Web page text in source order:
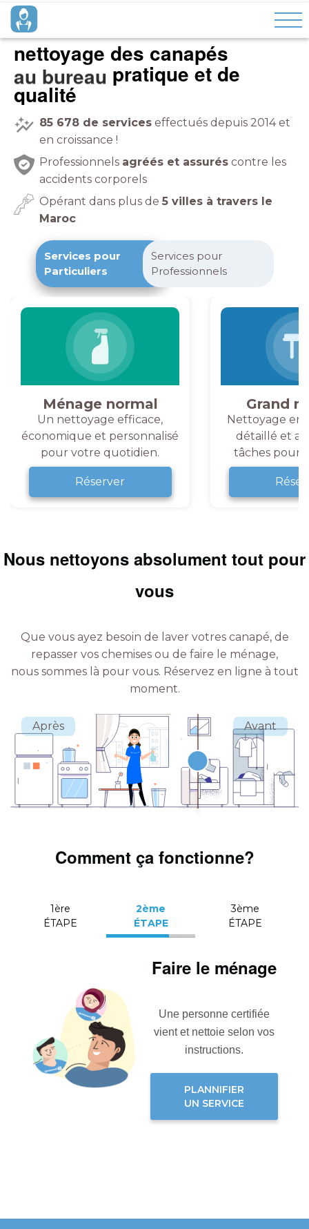
nettoyage des canapés
pratique et de
qualité
85 678 de services effectués depuis 2014 et
en croissance !
Professionnels agréés et assurés contre les
accidents corporels
Opérant dans plus de 5 villes à travers le
Maroc
Services pour
Particuliers
Services pour
Professionnels
Ménage normal
Un nettoyage efficace,
économique et personnalisé
pour votre quotidien.
Réserver
Grand
Nettoyage en
détaillé et
tâches pour
Nous nettoyons absolument tout pour
vous
Que vous ayez besoin de laver votres canapé, de
repasser vos chemises ou de faire le ménage,
nous sommes là pour vous. Réservez en ligne à tout
moment.
Comment ça fonctionne?
1ère
ÉTAPE
2ème
ÉTAPE
3ème
ÉTAPE
Faire le ménage
Une personne certifiée
vient et nettoie selon vos
instructions.
PLANNIFIER
UN SERVICE